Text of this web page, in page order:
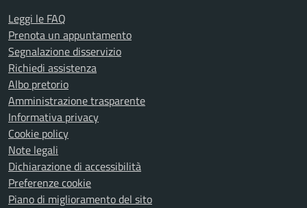
Leggi le FAQ
Prenota un appuntamento
Segnalazione disservizio
Richiedi assistenza
Albo pretorio
Amministrazione trasparente
Informativa privacy
Cookie policy
Note legali
Dichiarazione di accessibilità
Preferenze cookie
Piano di miglioramento del sito